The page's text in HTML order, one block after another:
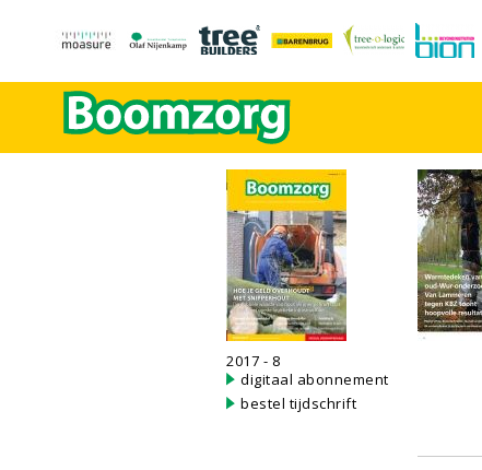
2017 - 8
digitaal abonnement
bestel tijdschrift